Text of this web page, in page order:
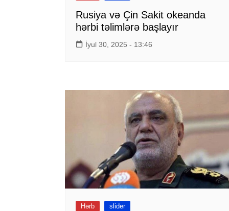
Rusiya və Çin Sakit okeanda
hərbi təlimlərə başlayır
İyul 30, 2025 - 13:46
Hərb slider